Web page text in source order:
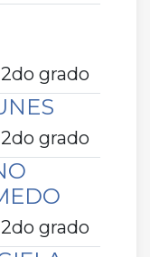
grado
grado
grado